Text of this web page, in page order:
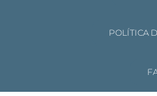
POLÍTICA